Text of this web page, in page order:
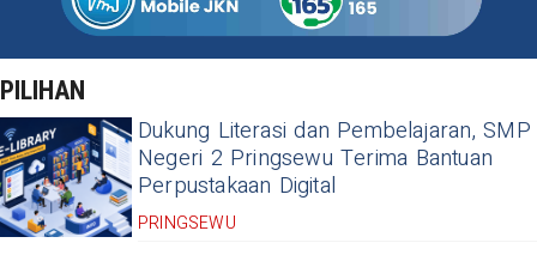
PILIHAN
Dukung Literasi dan Pembelajaran, SMP
Negeri 2 Pringsewu Terima Bantuan
Perpustakaan Digital
PRINGSEWU